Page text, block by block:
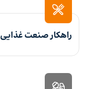
راهکار صنعت غذایی